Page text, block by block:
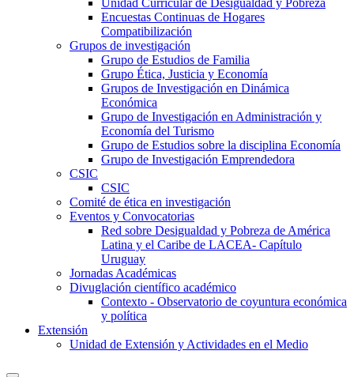
Unidad Curricular de Desigualdad y Pobreza
Encuestas Continuas de Hogares
Compatibilización
Grupos de investigación
Grupo de Estudios de Familia
Grupo Ética, Justicia y Economía
Grupos de Investigación en Dinámica
Económica
Grupo de Investigación en Administración y
Economía del Turismo
Grupo de Estudios sobre la disciplina Economía
Grupo de Investigación Emprendedora
CSIC
CSIC
Comité de ética en investigación
Eventos y Convocatorias
Red sobre Desigualdad y Pobreza de América
Latina y el Caribe de LACEA- Capítulo
Uruguay
Jornadas Académicas
Divuglación científico académico
Contexto - Observatorio de coyuntura económica
y política
Extensión
Unidad de Extensión y Actividades en el Medio